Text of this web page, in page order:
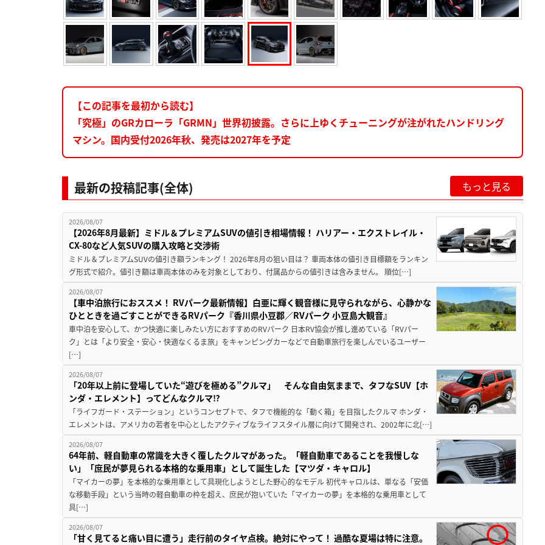
【この記事を最初から読む】
「究極」のGRカローラ「GRMN」世界初披露。さらに上ゆくチューニングが注がれたハンドリング
マシン。国内受付2026年秋、発売は2027年を予定
最新の投稿記事(全体) もっと見る
2026/08/07
【2026年8月最新】ミドル＆プレミアムSUVの値引き相場情報！ ハリアー・エクストレイル・
CX-80など人気SUVの購入攻略と交渉術
ミドル＆プレミアムSUVの値引き額ランキング！ 2026年8月の狙い目は？ 車両本体の値引き目標額をランキン
グ形式で紹介。値引き額は車両本体のみを対象としており、付属品からの値引きは含みません。 順位[…]
2026/08/07
【車中泊旅行におススメ！ RVパーク最新情報】白亜に輝く観音様に見守られながら、心静かな
ひとときを過ごすことができるRVパーク『香川県小豆郡／RVパーク 小豆島大観音』
車中泊を安心して、かつ快適に楽しみたい方におすすめのRVパーク 日本RV協会が推し進めている「RVパー
ク」とは「より安全・安心・快適なくるま旅」をキャンピングカーなどで自動車旅行を楽しんでいるユーザー
[…]
2026/08/07
「20年以上前に登場していた“遊びを極める”クルマ」 そんな自由気ままで、タフなSUV【ホ
ンダ・エレメント】ってどんなクルマ⁉︎
「ライフガード・ステーション」というコンセプトで、タフで機能的な「動く箱」を目指したクルマ ホンダ・
エレメントは、アメリカの若者を中心としたアクティブなライフスタイル層に向けて開発され、2002年に北[…]
2026/08/07
64年前、軽自動車の常識を大きく覆したクルマがあった。「軽自動車であることを我慢しな
い」「庶民が夢見られる本格的な乗用車」として誕生した【マツダ・キャロル】
「マイカーの夢」を本格的な乗用車として具現化しようとした野心的なモデル 初代キャロルは、単なる「安価
な移動手段」という当時の軽自動車の枠を超え、庶民が抱いていた「マイカーの夢」を本格的な乗用車として
具[…]
2026/08/07
「甘く見てると痛い目に遭う」走行前のタイヤ点検。絶対にやって！ 過酷な夏場は特に注意。